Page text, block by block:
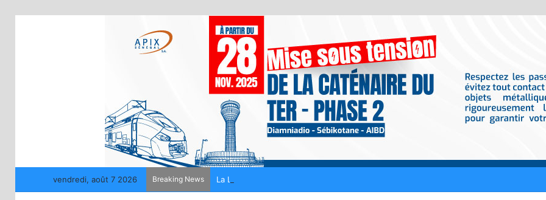
vendredi, août 7 2026 Breaking News La LONASE dément tout contrat de 50 millions de FCFA avec Fénial Digital